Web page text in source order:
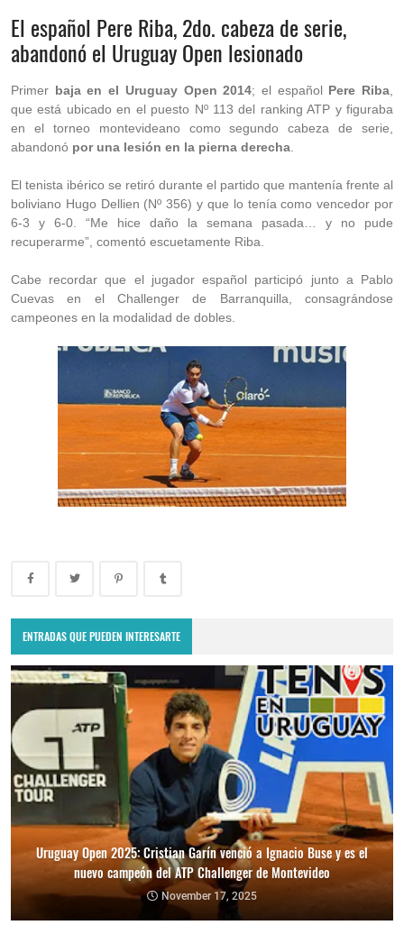
El español Pere Riba, 2do. cabeza de serie,
abandonó el Uruguay Open lesionado
Primer baja en el Uruguay Open 2014; el español Pere Riba
que está ubicado en el puesto Nº 113 del ranking ATP y figuraba
en el torneo montevideano como segundo cabeza de serie,
abandonó por una lesión en la pierna derecha
El tenista ibérico se retiró durante el partido que mantenía frente al
boliviano Hugo Dellien (Nº 356) y que lo tenía como vencedor por
6-3 y 6-0. “Me hice daño la semana pasada… y no pude
recuperarme”, comentó escuetamente Riba.
Cabe recordar que el jugador español participó junto a Pablo
Cuevas en el Challenger de Barranquilla, consagrándose
campeones en la modalidad de dobles.
ENTRADAS QUE PUEDEN INTERESARTE
Uruguay Open 2025: Cristian Garín venció a Ignacio Buse y es el
nuevo campeón del ATP Challenger de Montevideo
November 17, 2025